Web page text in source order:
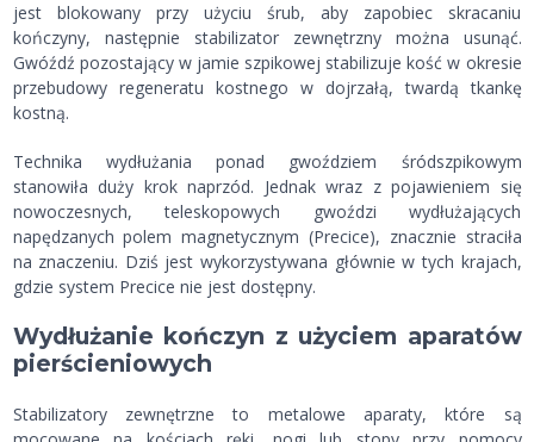
jest blokowany przy użyciu śrub, aby zapobiec skracaniu
kończyny, następnie stabilizator zewnętrzny można usunąć.
Gwóźdź pozostający w jamie szpikowej stabilizuje kość w okresie
przebudowy regeneratu kostnego w dojrzałą, twardą tkankę
kostną.
Technika wydłużania ponad gwoździem śródszpikowym
stanowiła duży krok naprzód. Jednak wraz z pojawieniem się
nowoczesnych, teleskopowych gwoździ wydłużających
napędzanych polem magnetycznym (Precice), znacznie straciła
na znaczeniu. Dziś jest wykorzystywana głównie w tych krajach,
gdzie system Precice nie jest dostępny.
Wydłużanie kończyn z użyciem aparatów
pierścieniowych
Stabilizatory zewnętrzne to metalowe aparaty, które są